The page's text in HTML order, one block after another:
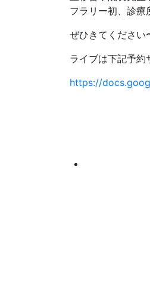
フラリー初、診
ぜひきてください
ライブは下記予約
https://